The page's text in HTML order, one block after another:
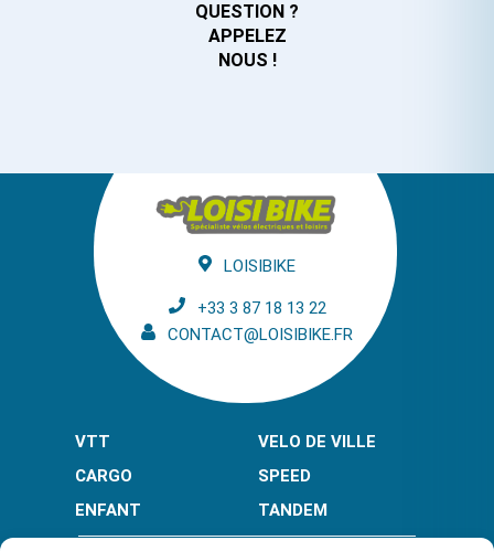
QUESTION ?
APPELEZ
NOUS !
LOISIBIKE
+33 3 87 18 13 22
CONTACT@LOISIBIKE.FR
VTT
VELO DE VILLE
CARGO
SPEED
ENFANT
TANDEM